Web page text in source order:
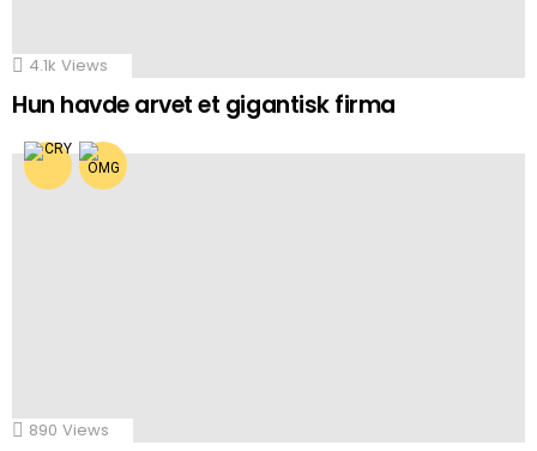
4.1k Views
Hun havde arvet et gigantisk firma
890 Views